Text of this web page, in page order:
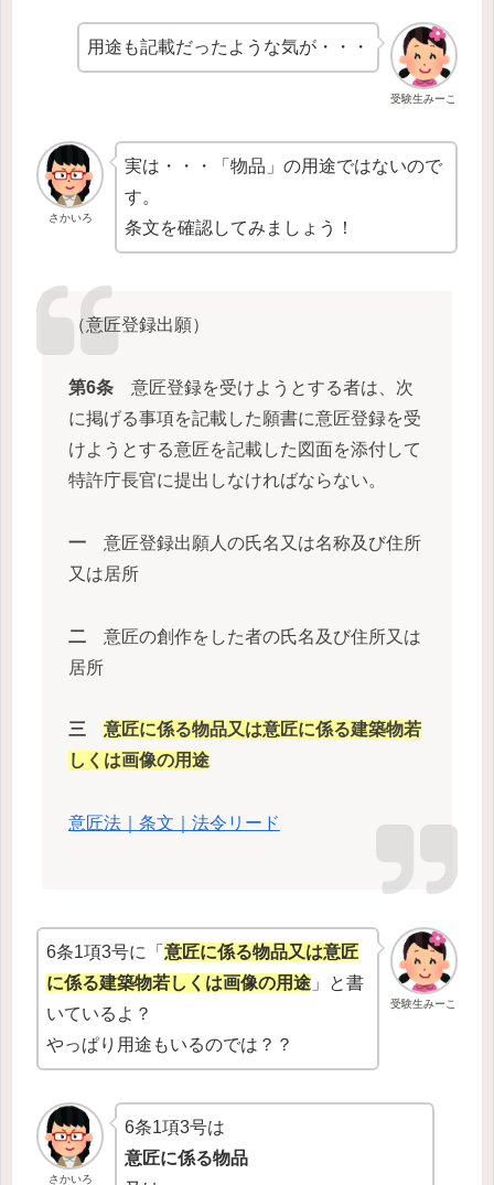
受験生みーこ
用途も記載だったような気が・・・
さかいろ
実は・・・「物品」の用途ではないので
す。
条文を確認してみましょう！
（意匠登録出願）
第6条意匠登録を受けようとする者は、次
に掲げる事項を記載した願書に意匠登録を受
けようとする意匠を記載した図面を添付して
特許庁長官に提出しなければならない。
一意匠登録出願人の氏名又は名称及び住所
又は居所
二意匠の創作をした者の氏名及び住所又は
居所
三
意匠に係る物品又は意匠に係る建築物若
しくは画像の用途
意匠法｜条文｜法令リード
受験生みーこ
6条1項3号に「 意匠に係る物品又は意匠
に係る建築物若しくは画像の用途 」と書
いているよ？
やっぱり用途もいるのでは？？
さかいろ
6条1項3号は
意匠に係る物品